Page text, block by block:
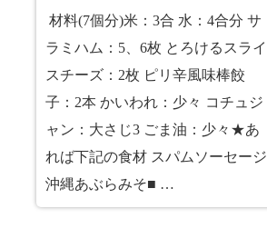
材料(7個分)米：3合 水：4合分 サ
ラミハム：5、6枚 とろけるスライ
スチーズ：2枚 ピリ辛風味棒餃
子：2本 かいわれ：少々 コチュジ
ャン：大さじ3 ごま油：少々★あ
れば下記の食材 スパムソーセージ
沖縄あぶらみそ■ …